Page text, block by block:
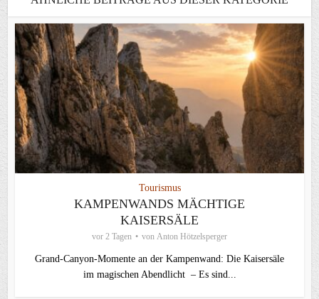
Tourismus
KAMPENWANDS MÄCHTIGE
KAISERSÄLE
vor 2 Tagen von Anton Hötzelsperger
Grand-Canyon-Momente an der Kampenwand: Die Kaisersäle
im magischen Abendlicht – Es sind...